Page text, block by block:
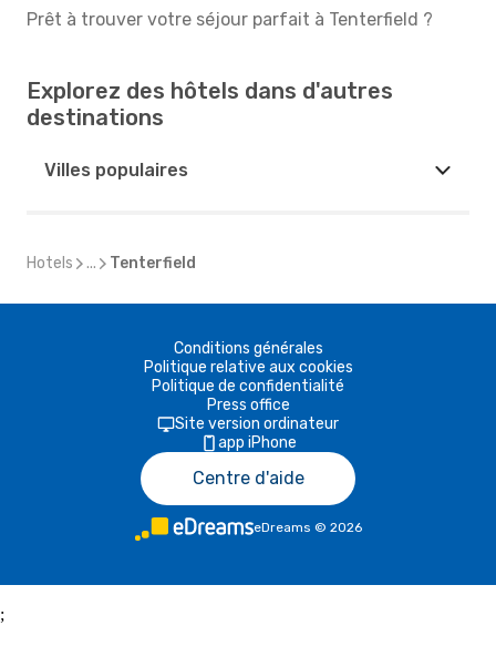
Prêt à trouver votre séjour parfait à Tenterfield ?
Explorez des hôtels dans d'autres
destinations
Villes populaires
Hotels ... Tenterfield
Conditions générales
Politique relative aux cookies
Politique de confidentialité
Press office
Site version ordinateur
app iPhone
Centre d'aide
eDreams © 2026
;